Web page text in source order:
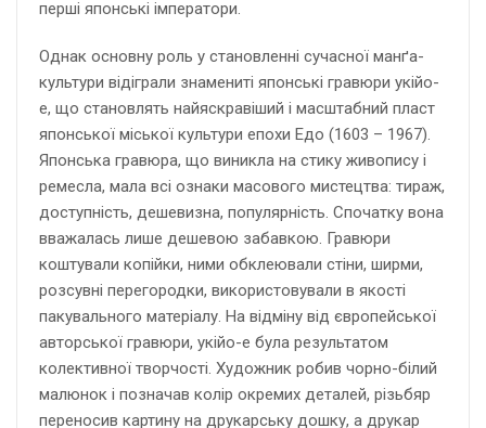
перші японські імператори.
Однак основну роль у становленні сучасної манґа-
культури відіграли знамениті японські гравюри укійо-
е, що становлять найяскравіший і масштабний пласт
японської міської культури епохи Едо (1603 – 1967).
Японська гравюра, що виникла на стику живопису і
ремесла, мала всі ознаки масового мистецтва: тираж,
доступність, дешевизна, популярність. Спочатку вона
вважалась лише дешевою забавкою. Гравюри
коштували копійки, ними обклеювали стіни, ширми,
розсувні перегородки, використовували в якості
пакувального матеріалу. На відміну від європейської
авторської гравюри, укійо-е була результатом
колективної творчості. Художник робив чорно-білий
малюнок і позначав колір окремих деталей, різьбяр
переносив картину на друкарську дошку, а друкар